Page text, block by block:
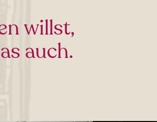
willst,
auch.